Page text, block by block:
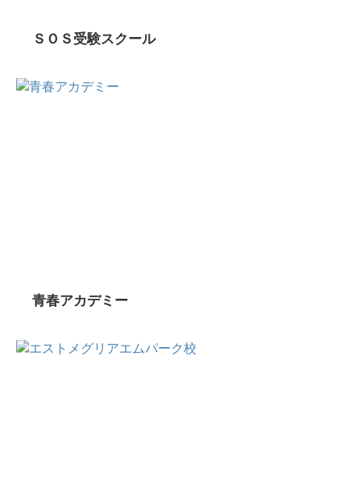
ＳＯＳ受験スクール
青春アカデミー